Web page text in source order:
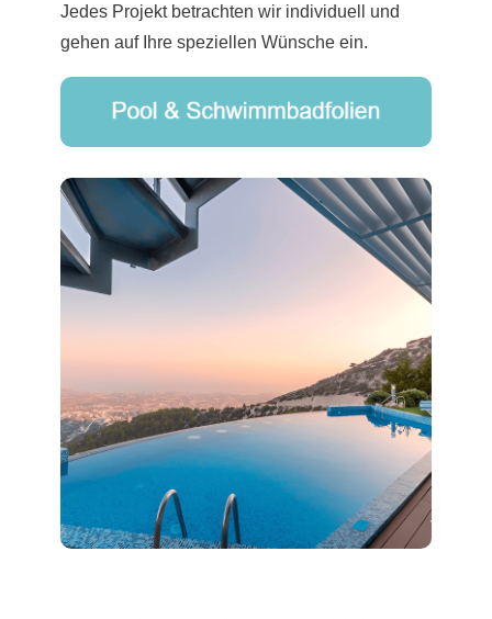
Jedes Projekt betrachten wir individuell und
gehen auf Ihre speziellen Wünsche ein.